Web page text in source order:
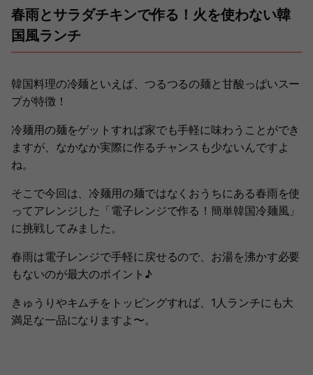
春雨とサラダチキンで作る！火を使わない韓
国風ランチ
韓国料理の冷麺といえば、つるつるの麺と甘酸っぱいスー
プが特徴！
冷麺用の麺をゲットすれば家でも手軽に味わうことができ
ますが、なかなか実際に作るチャンスも少ないんですよ
ね。
そこで今回は、冷麺用の麺ではなくおうちにある春雨を使
ってアレンジした「電子レンジで作る！簡単韓国冷麺風」
に挑戦してみました。
春雨は電子レンジで手軽に戻せるので、お湯を沸かす必要
もないのが最大のポイント♪
きゅうりやキムチをトッピングすれば、1人ランチにも大
満足な一品になりますよ〜。